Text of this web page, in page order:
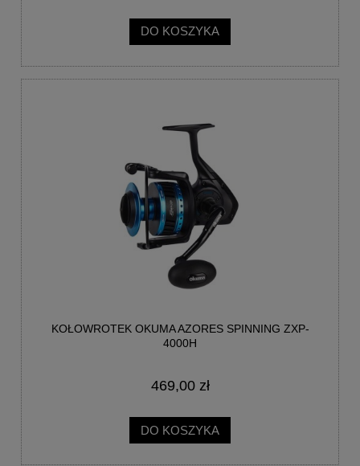
DO KOSZYKA
KOŁOWROTEK OKUMA AZORES SPINNING ZXP-
4000H
469,00 zł
DO KOSZYKA